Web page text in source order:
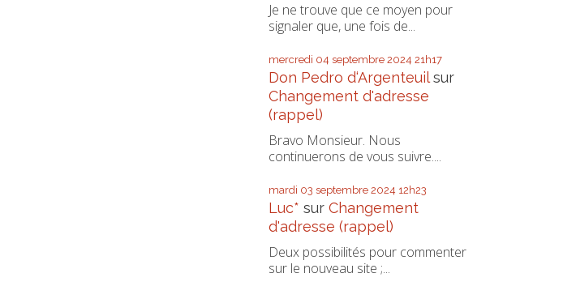
Je ne trouve que ce moyen pour
signaler que, une fois de...
mercredi 04 septembre 2024 21h17
Don Pedro d‘Argenteuilsur
Changement d'adresse
(rappel)
Bravo Monsieur. Nous
continuerons de vous suivre....
mardi 03 septembre 2024 12h23
Luc* sur Changement
d'adresse (rappel)
Deux possibilités pour commenter
sur le nouveau site ;...